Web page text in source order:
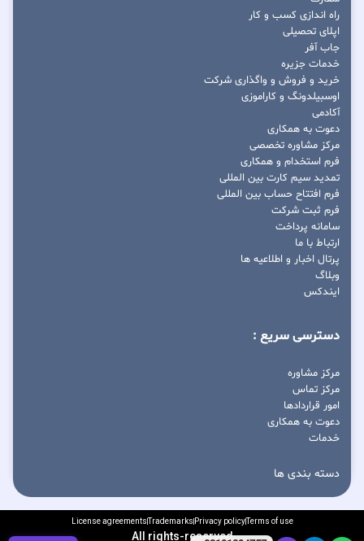
راه اندازی کسب و کار
اپلای تحصیلی
جاب آفر
خدمات جزیره
خرید و فروش و واگذاری شرکت
اوسبیلدونگ و کاراموزی
آکادمی
دعوت به همکاری
مرکز مشاوره تخصصی
فرم استخدام و همکاری
تمدید سیم کارت بین المللی
فرم افتتاح حساب بین المللی
فرم ثبت شرکت
سامانه پرداخت
ارتباط با ما
پرتال اخبار و اطلاعیه ها
وبلاگ
ایندکس
دسترسی سریع :
مرکز مشاوره
مرکز تماس
امور قراردادها
دعوت به همکاری
خدمات
دسته بندی ها
Terms of use
Privacy policy
Trademarks
License agreements
All rights-reserved